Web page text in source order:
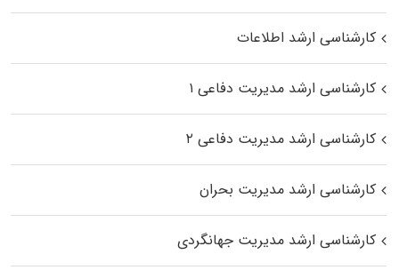
کارشناسی ارشد اطلاعات
کارشناسی ارشد مدیریت دفاعی ۱
کارشناسی ارشد مدیریت دفاعی ۲
کارشناسی ارشد مدیریت بحران
کارشناسی ارشد مدیریت جهانگردی